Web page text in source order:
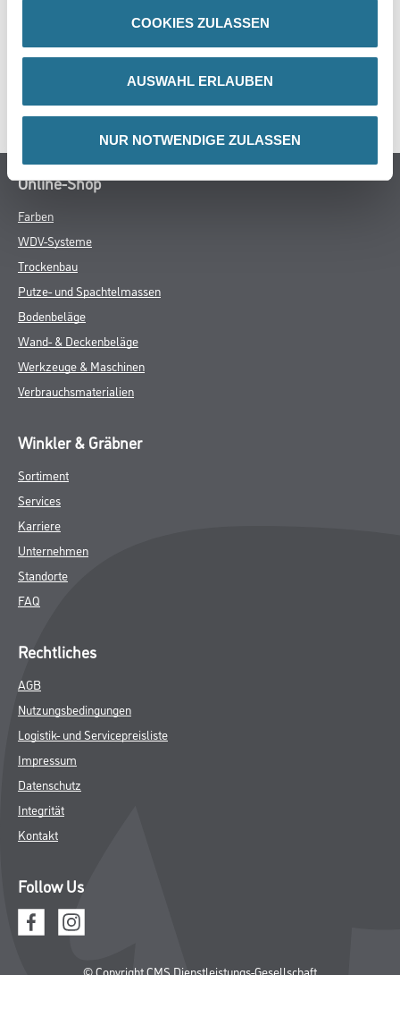
COOKIES ZULASSEN
AUSWAHL ERLAUBEN
NUR NOTWENDIGE ZULASSEN
GEFAHRENHINWEISE
DATENBLÄTTER
SPEZIFIKATIONEN
Online-Shop
Farben
WDV-Systeme
Trockenbau
Putze- und Spachtelmassen
Bodenbeläge
Wand- & Deckenbeläge
Werkzeuge & Maschinen
Verbrauchsmaterialien
Winkler & Gräbner
Sortiment
Services
Karriere
Unternehmen
Standorte
FAQ
Rechtliches
AGB
Nutzungsbedingungen
Logistik- und Servicepreisliste
Impressum
Datenschutz
Integrität
Kontakt
Follow Us
© Copyright CMS Dienstleistungs-Gesellschaft